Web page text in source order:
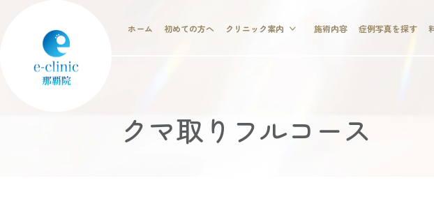
ホーム 初めての方へ クリニック案内 施術内容 症例写真を探す
クマ取りフルコース